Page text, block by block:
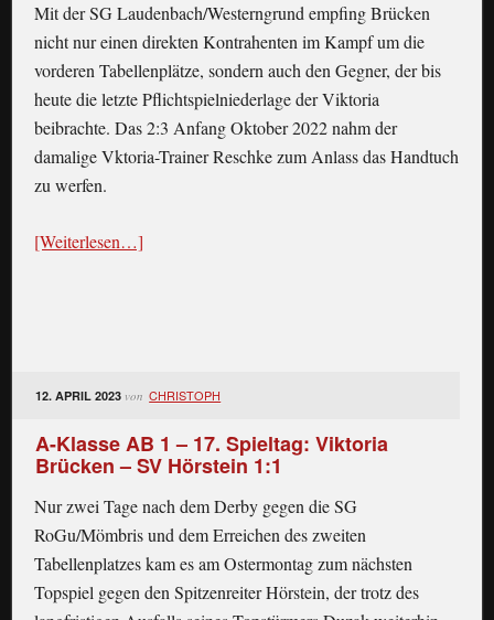
Mit der SG Laudenbach/Westerngrund empfing Brücken
nicht nur einen direkten Kontrahenten im Kampf um die
vorderen Tabellenplätze, sondern auch den Gegner, der bis
heute die letzte Pflichtspielniederlage der Viktoria
beibrachte. Das 2:3 Anfang Oktober 2022 nahm der
damalige Vktoria-Trainer Reschke zum Anlass das Handtuch
zu werfen.
[Weiterlesen…]
12. APRIL 2023 von CHRISTOPH
A-Klasse AB 1 – 17. Spieltag: Viktoria
Brücken – SV Hörstein 1:1
Nur zwei Tage nach dem Derby gegen die SG
RoGu/Mömbris und dem Erreichen des zweiten
Tabellenplatzes kam es am Ostermontag zum nächsten
Topspiel gegen den Spitzenreiter Hörstein, der trotz des